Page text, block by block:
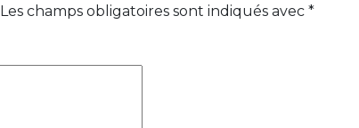
Les champs obligatoires sont indiqués avec *